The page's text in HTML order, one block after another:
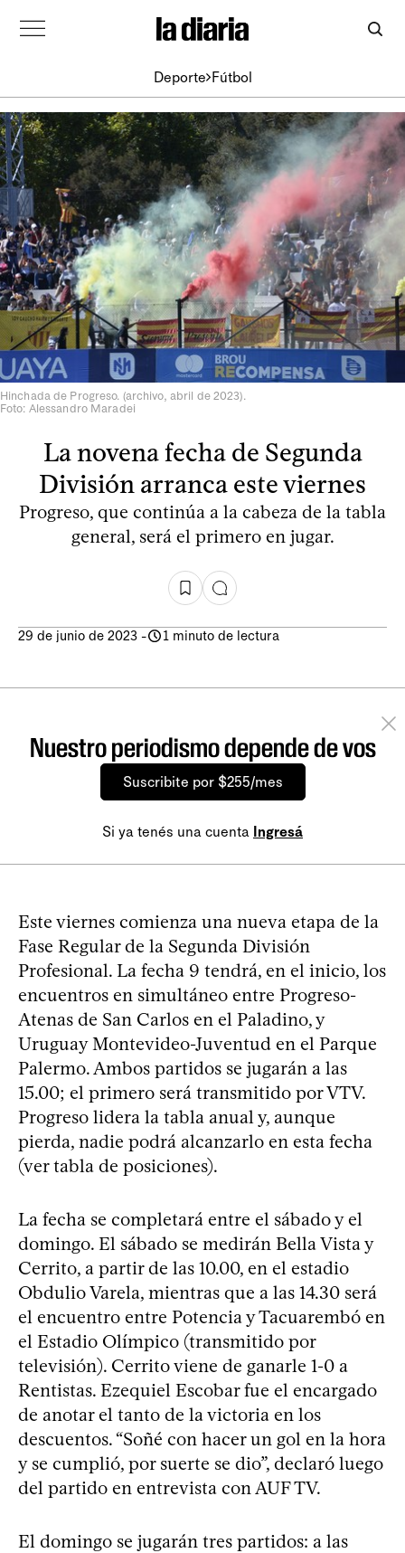
Deporte Fútbol
Hinchada de Progreso. (archivo, abril de 2023).
Foto: Alessandro Maradei
La novena fecha de Segunda
División arranca este viernes
Progreso, que continúa a la cabeza de la tabla
general, será el primero en jugar.
29 de junio de 2023 - 1 minuto de lectura
Nuestro periodismo depende de vos
Suscribite por $255/mes
Si ya tenés una cuenta Ingresá
Este viernes comienza una nueva etapa de la
Fase Regular de la Segunda División
Profesional. La fecha 9 tendrá, en el inicio, los
encuentros en simultáneo entre Progreso-
Atenas de San Carlos en el Paladino, y
Uruguay Montevideo-Juventud en el Parque
Palermo. Ambos partidos se jugarán a las
15.00; el primero será transmitido por VTV.
Progreso lidera la tabla anual y, aunque
pierda, nadie podrá alcanzarlo en esta fecha
(ver tabla de posiciones).
La fecha se completará entre el sábado y el
domingo. El sábado se medirán Bella Vista y
Cerrito, a partir de las 10.00, en el estadio
Obdulio Varela, mientras que a las 14.30 será
el encuentro entre Potencia y Tacuarembó en
el Estadio Olímpico (transmitido por
televisión). Cerrito viene de ganarle 1-0 a
Rentistas. Ezequiel Escobar fue el encargado
de anotar el tanto de la victoria en los
descuentos. “Soñé con hacer un gol en la hora
y se cumplió, por suerte se dio”, declaró luego
del partido en entrevista con AUF TV.
El domingo se jugarán tres partidos: a las